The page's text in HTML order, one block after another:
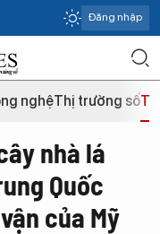
Đăng nhập
nghệThị trường số
nhà lá
Quốc
của Mỹ